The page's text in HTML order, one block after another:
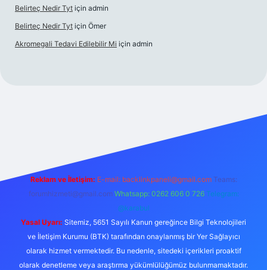
Belirteç Nedir Tyt için admin
Belirteç Nedir Tyt için Ömer
Akromegali Tedavi Edilebilir Mi için admin
Reklam ve İletişim: E-mail: backlinkpaneli@gmail.com Teams:
forumhizmeti@gmail.com Whatsapp: 0262 606 0 726 Telegram:
@karabul
Yasal Uyarı: Sitemiz, 5651 Sayılı Kanun gereğince Bilgi Teknolojileri
ve İletişim Kurumu (BTK) tarafından onaylanmış bir Yer Sağlayıcı
olarak hizmet vermektedir. Bu nedenle, sitedeki içerikleri proaktif
olarak denetleme veya araştırma yükümlülüğümüz bulunmamaktadır.